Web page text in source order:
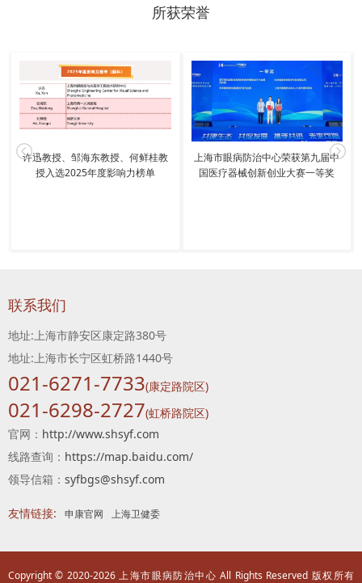
科普教育创新奖科普管理优秀奖、上海市健康科普推
工作党委系统100个社会主义核心价值观建设典型案例
等重磅荣誉。
所获荣誉
许迅教授、邹海东教授、何鲜桂教
授入选2025年度影响力榜单
上海市眼病防治中心荣获第九届中
国医疗器械创新创业大赛一等奖
联系我们
地址:上海市静安区康定路380号
地址:上海市长宁区虹桥路1440号
021-6271-7733(康定路院区)
021-6298-2727(虹桥路院区)
官网： http://www.shsyf.com
线路查询： https://map.baidu.com/
领导信箱： syfbgs@shsyf.com
友情链接: 申康官网 上海卫健委
Copyright © 2020-2026 上海市眼病防治中心 All Rights Reserved 版权所有